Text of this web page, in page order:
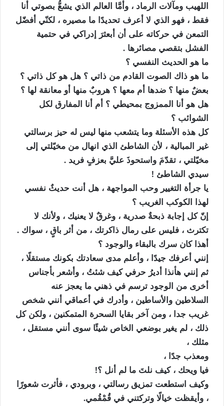
اللهيب ومآلات الرماد ، وأمَّا العالم الذي يشعُّ بصوتي أنا
فقط ، فهو الذي لا أعرف تحديدًا ما مصيره ، لكنّي أفضّل
التمعن في حركاته على أن أبعثرَ إدراكي في حتمية
الفشل بتقصي مصائرها .
ما هو الحديث النفسي ؟
ما هو ذاك الصوت القادم من ذاتي ؟ هل هو كل ذاتي ؟
بعضٌ منها ؟ ضدها أم معها ؟ هروبٌ منها أو معانقة لها ؟
هل هو أنا الممزوج بمحيطي ؟ أم أنا المفارق لكل
الشوائب ؟
كل هذه الأسئلة وما يتشعب منها ليس له حيز برسالتي
غير المبالية ، لأن الشاطئ الذي انهال من مخيّلتي إلى
مخيّلتي ، تقدّمَ واستحوذَ عليَّ بعزفٍ فريد .
سيدي الشاطئ !
يا جرأة التغيير وحب المواجهة ، هل أنت حديثٌ نفسي
لهذا الكوكب الغريب ؟
إنّ كل إجابة ذبحةٌ صدرية ، وغرقٌ لا يعنيك ، ولأنك لا
تكترث ، فليس على رمال ذاكرتك ، من أثر باقٍ ، سواك .
أهذا كان سرك بالبقاء والوجود ؟
إنني أعرفك جيدًا ، وأعلم مدى سعادتك بكونك مستقلًا ،
ثم إنني هأنذا أديرُ حرفي كيف شئتُ ، وأشعر بأجناس
أخرى من الوجود ترسم في ذهني ما يعجز عنه
السلاطين والأساطين ، وأدرك في أعماقي أنني شخص
غريب جدا ، ومن آخر بقايا السحرة المتمكنين ، ولكن كل
ذلك ، لم يغير بوضعي الخاص شيئًا سوى أنني مستقل ،
مثلك ،
ومعذب جدًا ،
فيا ويحك ، كيف نلتَ ما لم أنل ؟!
وكيف استطعت تمزيق رسالتي ، وبرودي ، فأثرت شعورًا
، وأيقظت خيالًا وتركتني في قُمْقُمي.